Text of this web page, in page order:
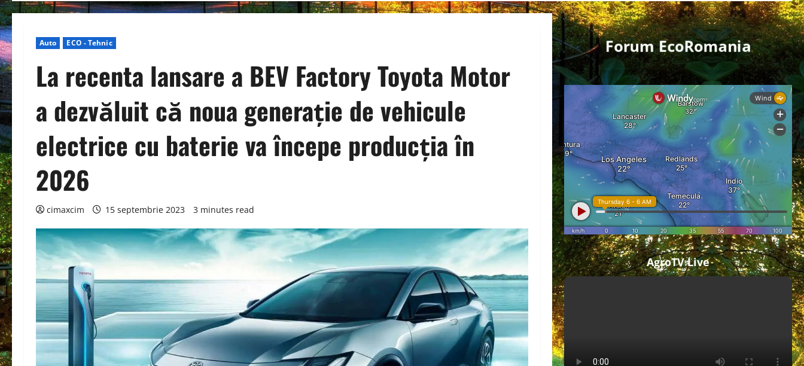
Auto ECO - Tehnic
La recenta lansare a BEV Factory Toyota Motor
a dezvăluit că noua generație de vehicule
electrice cu baterie va începe producția în
2026
cimaxcim 15 septembrie 2023 3 minutes read
Forum EcoRomania
AgroTV Live